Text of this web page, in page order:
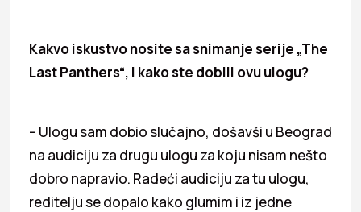
Kakvo iskustvo nosite sa snimanje serije „The
Last Panthers“, i kako ste dobili ovu ulogu?
– Ulogu sam dobio slučajno, došavši u Beograd
na audiciju za drugu ulogu za koju nisam nešto
dobro napravio. Radeći audiciju za tu ulogu,
reditelju se dopalo kako glumim i iz jedne